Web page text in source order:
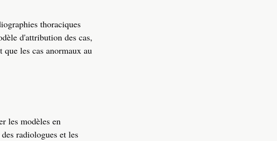
thoraciques
d'attribution des cas,
les cas anormaux au
les modèles en
radiologues et les